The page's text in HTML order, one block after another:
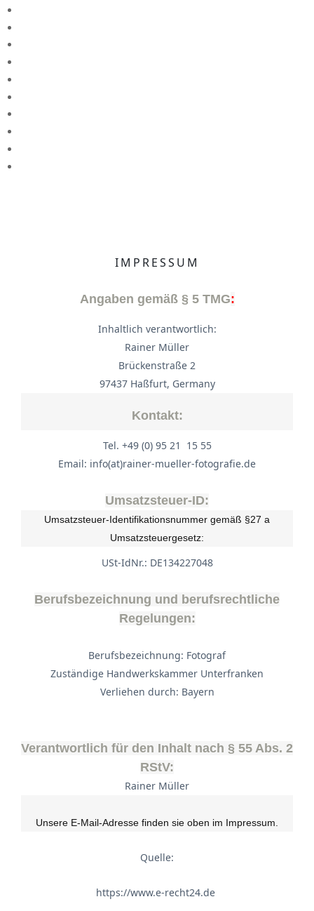
IMPRESSUM
Angaben gemäß § 5 TMG:
Inhaltlich verantwortlich:
Rainer Müller
Brückenstraße 2
97437 Haßfurt, Germany
Kontakt:
Tel. +49 (0) 95 21 15 55
Email: info(at)rainer-mueller-fotografie.de
Umsatzsteuer-ID:
Umsatzsteuer-Identifikationsnummer gemäß §27 a
Umsatzsteuergesetz:
USt-IdNr.: DE134227048
Berufsbezeichnung und berufsrechtliche
Regelungen:
Berufsbezeichnung: Fotograf
Zuständige Handwerkskammer Unterfranken
Verliehen durch: Bayern
Verantwortlich für den Inhalt nach § 55 Abs. 2
RStV:
Rainer Müller
Unsere E-Mail-Adresse finden sie oben im Impressum.
Quelle:
https://www.e-recht24.de